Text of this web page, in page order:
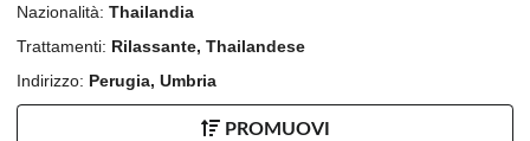
Nazionalità: Thailandia
Trattamenti: Rilassante, Thailandese
Indirizzo: Perugia, Umbria
PROMUOVI